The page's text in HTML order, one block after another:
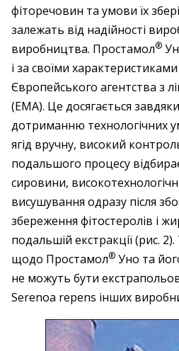
фіторечовин та умови їх
залежать від надійності
виробництва. Простамол®
і за своїми
Євро­пейського агентства з
(EMA). Це досягається
дотриманню технологічних
ягід вручну, високий
подальшого процесу
сировини,
висушування одразу після
збереження фітостеролів і
подальшій екстракції (рис.
щодо ­Простамол® Уно та
не можуть бути
Serenoa repens інших